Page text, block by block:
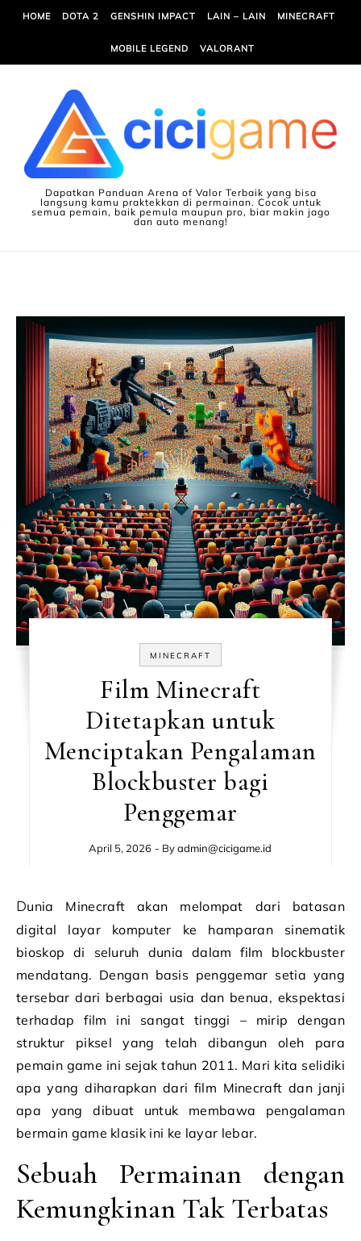
Skip to content
HOME DOTA 2 GENSHIN IMPACT LAIN – LAIN MINECRAFT
MOBILE LEGEND VALORANT
Dapatkan Panduan Arena of Valor Terbaik yang bisa
langsung kamu praktekkan di permainan. Cocok untuk
semua pemain, baik pemula maupun pro, biar makin jago
dan auto menang!
MINECRAFT
Film Minecraft
Ditetapkan untuk
Menciptakan Pengalaman
Blockbuster bagi
Penggemar
April 5, 2026 - Byadmin@cicigame.id
Dunia Minecraft akan melompat dari batasan
digital layar komputer ke hamparan sinematik
bioskop di seluruh dunia dalam film blockbuster
mendatang. Dengan basis penggemar setia yang
tersebar dari berbagai usia dan benua, ekspektasi
terhadap film ini sangat tinggi – mirip dengan
struktur piksel yang telah dibangun oleh para
pemain game ini sejak tahun 2011. Mari kita selidiki
apa yang diharapkan dari film Minecraft dan janji
apa yang dibuat untuk membawa pengalaman
bermain game klasik ini ke layar lebar.
Sebuah Permainan dengan
Kemungkinan Tak Terbatas